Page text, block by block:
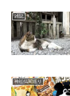
雑記
神社仏閣巡り